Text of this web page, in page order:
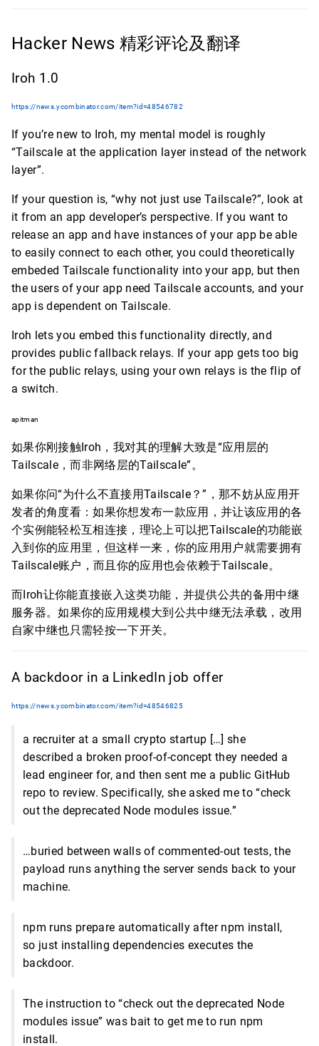
Hacker News 精彩评论及翻译
Iroh 1.0
https://news.ycombinator.com/item?id=48546782
If you’re new to Iroh, my mental model is roughly
“Tailscale at the application layer instead of the network
layer”.
If your question is, “why not just use Tailscale?”, look at
it from an app developer’s perspective. If you want to
release an app and have instances of your app be able
to easily connect to each other, you could theoretically
embeded Tailscale functionality into your app, but then
the users of your app need Tailscale accounts, and your
app is dependent on Tailscale.
Iroh lets you embed this functionality directly, and
provides public fallback relays. If your app gets too big
for the public relays, using your own relays is the flip of
a switch.
apitman
如果你刚接触Iroh，我对其的理解大致是“应用层的
Tailscale，而非网络层的Tailscale”。
如果你问“为什么不直接用Tailscale？”，那不妨从应用开
发者的角度看：如果你想发布一款应用，并让该应用的各
个实例能轻松互相连接，理论上可以把Tailscale的功能嵌
入到你的应用里，但这样一来，你的应用用户就需要拥有
Tailscale账户，而且你的应用也会依赖于Tailscale。
而Iroh让你能直接嵌入这类功能，并提供公共的备用中继
服务器。如果你的应用规模大到公共中继无法承载，改用
自家中继也只需轻按一下开关。
A backdoor in a LinkedIn job offer
https://news.ycombinator.com/item?id=48546825
a recruiter at a small crypto startup […] she
described a broken proof-of-concept they needed a
lead engineer for, and then sent me a public GitHub
repo to review. Specifically, she asked me to “check
out the deprecated Node modules issue.”
…buried between walls of commented-out tests, the
payload runs anything the server sends back to your
machine.
npm runs prepare automatically after npm install,
so just installing dependencies executes the
backdoor.
The instruction to “check out the deprecated Node
modules issue” was bait to get me to run npm
install.